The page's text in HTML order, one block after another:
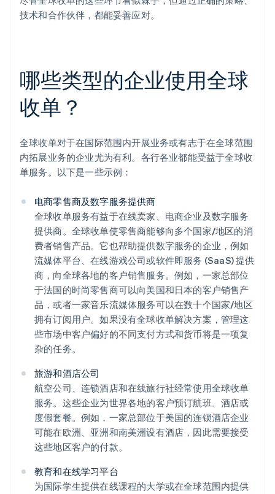
技术和合作伙伴，都能妥善应对。
哪些类型的企业使用全球
收单？
全球收单对于在国际范围内开展业务或有志于在全球范围
内拓展业务的企业尤为有利。各行各业都能受益于全球收
单服务。以下是一些示例：
电商零售商及数字服务提供商
全球收单服务有益于在线卖家、电商企业及数字服务
提供商。全球收单使零售商能够向多个国家/地区的消
费者销售产品。它也帮助提供数字服务的企业，例如
流媒体平台、在线游戏公司或软件即服务 (SaaS) 提供
商，向全球各地的客户销售服务。例如，一家总部位
于法国的时尚零售商可以向美国和日本的客户销售产
品，或者一家音乐流媒体服务可以在数十个国家/地区
拥有订阅用户。如果没有全球收单解决方案，管理这
些市场中客户偏好的不同支付方式和货币将是一项复
杂的任务。
旅游和酒店公司
航空公司、连锁酒店和在线旅行社经常使用全球收单
服务。这些企业为世界各地的客户预订航班、酒店或
度假套餐。例如，一家总部位于美国的连锁酒店企业
可能在欧洲、亚洲和南美洲设有酒店，因此需要接受
这些地区客户的付款。
教育和在线学习平台
为国际学生提供在线课程的大学或在全球范围内提供